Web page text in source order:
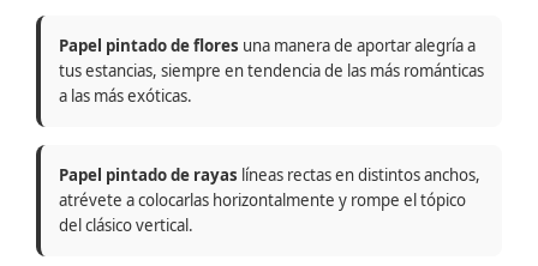
Papel pintado de flores una manera de aportar alegría a
tus estancias, siempre en tendencia de las más románticas
a las más exóticas.
Papel pintado de rayas líneas rectas en distintos anchos,
atrévete a colocarlas horizontalmente y rompe el tópico
del clásico vertical.